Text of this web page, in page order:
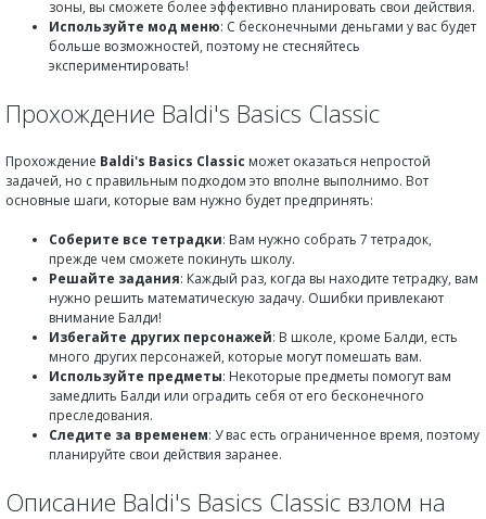
зоны, вы сможете более эффективно планировать свои действия.
Используйте мод меню: С бесконечными деньгами у вас будет
больше возможностей, поэтому не стесняйтесь
экспериментировать!
Прохождение Baldi's Basics Classic
Прохождение Baldi's Basics Classic может оказаться непростой
задачей, но с правильным подходом это вполне выполнимо. Вот
основные шаги, которые вам нужно будет предпринять:
Соберите все тетрадки: Вам нужно собрать 7 тетрадок,
прежде чем сможете покинуть школу.
Решайте задания: Каждый раз, когда вы находите тетрадку, вам
нужно решить математическую задачу. Ошибки привлекают
внимание Балди!
Избегайте других персонажей: В школе, кроме Балди, есть
много других персонажей, которые могут помешать вам.
Используйте предметы: Некоторые предметы помогут вам
замедлить Балди или оградить себя от его бесконечного
преследования.
Следите за временем: У вас есть ограниченное время, поэтому
планируйте свои действия заранее.
Описание Baldi's Basics Classic взлом на